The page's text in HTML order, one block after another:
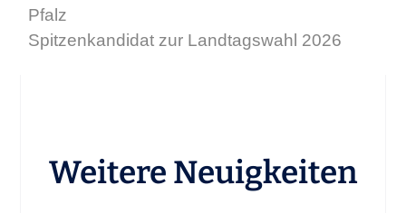
Pfalz
Spitzenkandidat zur Landtagswahl 2026
Weitere Neuigkeiten